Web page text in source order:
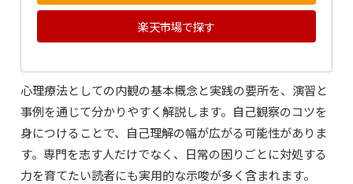
楽天市場で探す
心理療法としての内観の基本概念と実践の要所を、演習と
事例を通じて分かりやすく解説します。自己観察のコツを
身につけることで、自己理解の幅が広がる可能性がありま
す。専門を志す人だけでなく、日常の困りごとに対処する
力を育てたい読者にも実用的な示唆が多く含まれます。